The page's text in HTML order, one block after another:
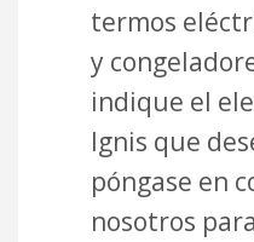
termos
y
indique el
Ignis que
póngase en
nosotros